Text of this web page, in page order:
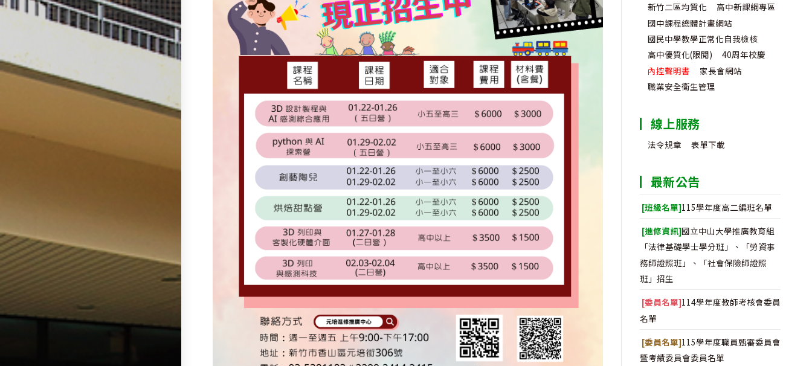
新竹二區均質化
高中新課綱專區
國中課程總體計畫網站
國民中學教學正常化自我檢核
高中優質化(限閱)
40周年校慶
內控聲明書
家長會網站
職業安全衛生管理
線上服務
法令規章 表單下載
最新公告
[班級名單]115學年度高二編班名單
[進修資訊]國立中山大學推廣教育組
「法律基礎學士學分班」、「勞資事
務師證照班」、「社會保險師證照
班」招生
[委員名單]114學年度教師考核會委員
名單
[委員名單]115學年度職員甄審委員會
暨考績委員會委員名單